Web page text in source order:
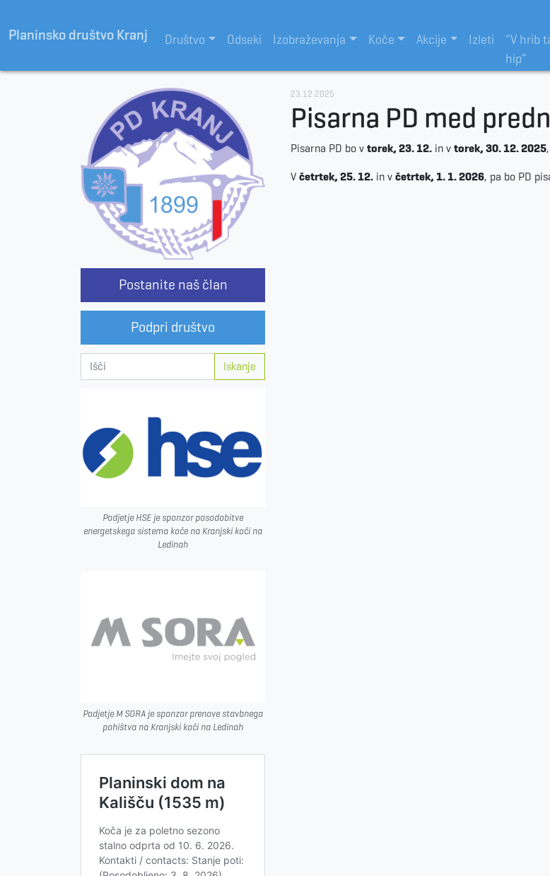
Planinsko društvo Kranj Društvo Odseki Izobraževanja Koče Akcije Izleti
“V hrib
hip”
23.12.2025
Pisarna PD med
Pisarna PD bo v torek, 23. 12. in v torek, 30. 12. 2025,
V četrtek, 25. 12. in v četrtek, 1. 1. 2026, pa bo PD
Postanite naš član
Podpri društvo
Iskanje
Podjetje HSE je sponzor posodobitve
energetskega sistema koče na Kranjski koči na
Ledinah
Podjetje M SORA je sponzor prenove stavbnega
pohištva na Kranjski koči na Ledinah